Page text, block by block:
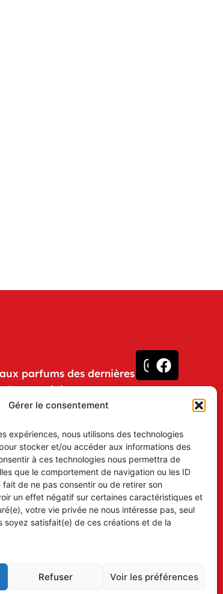
Gérer le consentement
expériences, nous utilisons des technologies
stocker et/ou accéder aux informations des
à ces technologies nous permettra de
que le comportement de navigation ou les ID
fait de ne pas consentir ou de retirer son
un effet négatif sur certaines caractéristiques et
votre vie privée ne nous intéresse pas, seul
soyez satisfait(e) de ces créations et de la
Refuser Voir les préférences
parfums des dernières
des Prestigieux
électronique et soyez